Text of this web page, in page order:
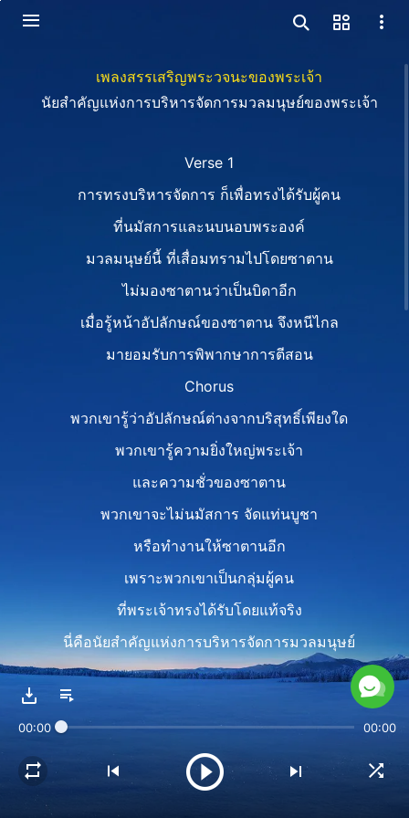
เพลงสรรเสริญพระวจนะของพระเจ้า
นัยสำคัญแห่งการบริหารจัดการมวลมนุษย์ของพระเจ้า
Verse 1
การทรงบริหารจัดการ ก็เพื่อทรงได้รับผู้คน
ที่นมัสการและนบนอบพระองค์
มวลมนุษย์นี้ ที่เสื่อมทรามไปโดยซาตาน
ไม่มองซาตานว่าเป็นบิดาอีก
เมื่อรู้หน้าอัปลักษณ์ของซาตาน จึงหนีไกล
มายอมรับการพิพากษาการตีสอน
Chorus
พวกเขารู้ว่าอัปลักษณ์ต่างจากบริสุทธิ์เพียงใด
พวกเขารู้ความยิ่งใหญ่พระเจ้า
และความชั่วของซาตาน
พวกเขาจะไม่นมัสการ จัดแท่นบูชา
หรือทำงานให้ซาตานอีก
เพราะพวกเขาเป็นกลุ่มผู้คน
ที่พระเจ้าทรงได้รับโดยแท้จริง
นี่คือนัยสำคัญแห่งการบริหารจัดการมวลมนุษย์
Verse 2
ความเสื่อมทรามของซาตาน
00:00 00:00